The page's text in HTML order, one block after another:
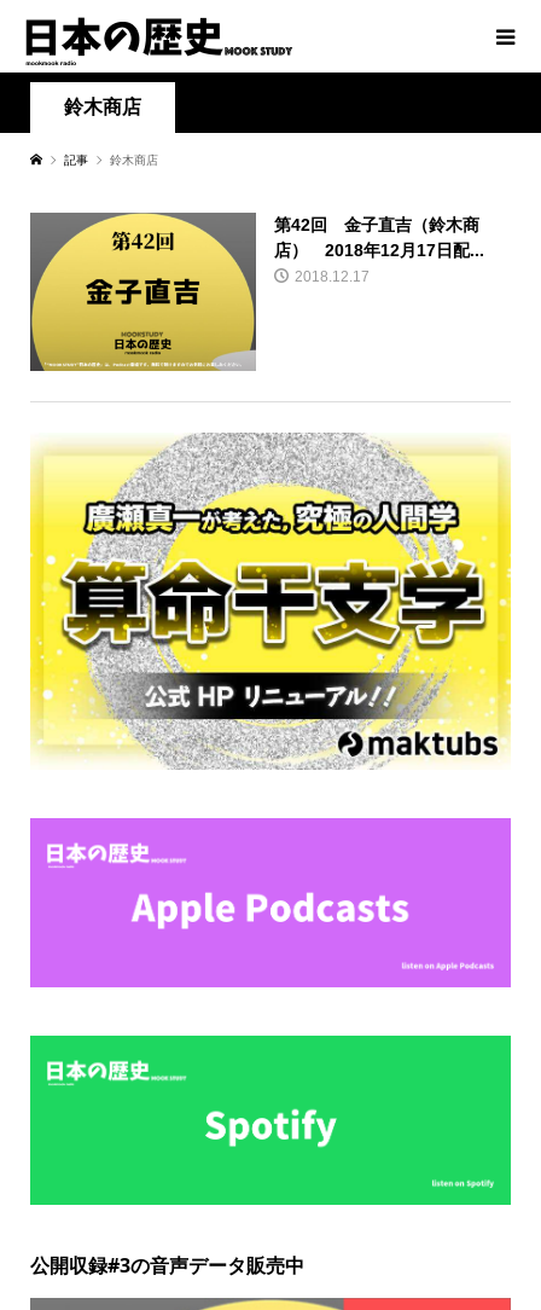
鈴木商店
記事 鈴木商店
第42回 金子直吉（鈴木商
店） 2018年12月17日配...
2018.12.17
公開収録#3の音声データ販売中